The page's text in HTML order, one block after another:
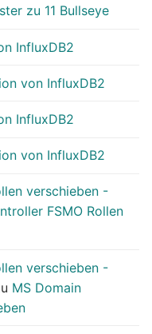
zu 11 Bullseye
InfluxDB2
von InfluxDB2
InfluxDB2
von InfluxDB2
verschieben -
FSMO Rollen
verschieben -
MS Domain